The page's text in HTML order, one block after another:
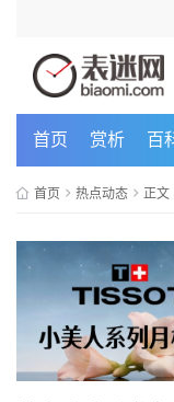
首页 赏析 百
首页 热点动态 正文